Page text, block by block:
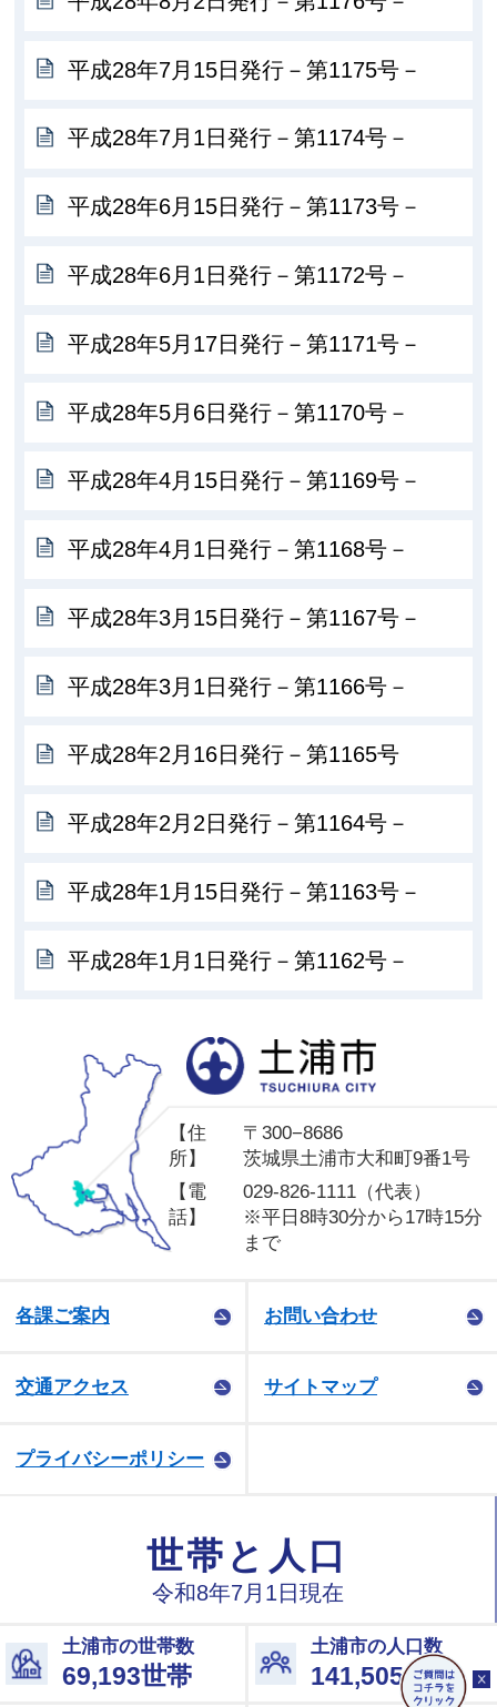
平成28年7月15日発行－第1175号－
平成28年7月1日発行－第1174号－
平成28年6月15日発行－第1173号－
平成28年6月1日発行－第1172号－
平成28年5月17日発行－第1171号－
平成28年5月6日発行－第1170号－
平成28年4月15日発行－第1169号－
平成28年4月1日発行－第1168号－
平成28年3月15日発行－第1167号－
平成28年3月1日発行－第1166号－
平成28年2月16日発行－第1165号
平成28年2月2日発行－第1164号－
平成28年1月15日発行－第1163号－
平成28年1月1日発行－第1162号－
【住
所】
〒300−8686
茨城県土浦市大和町9番1号
【電
話】
029-826-1111（代表）
※平日8時30分から17時15分
まで
各課ご案内 お問い合わせ
交通アクセス サイトマップ
プライバシーポリシー